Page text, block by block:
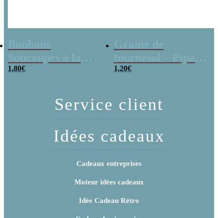
poudre (x20)
1,80€
x 3
1,20€
Service client
Idées cadeaux
Cadeaux entreprises
Moteur idées cadeaux
Idée Cadeau Rétro